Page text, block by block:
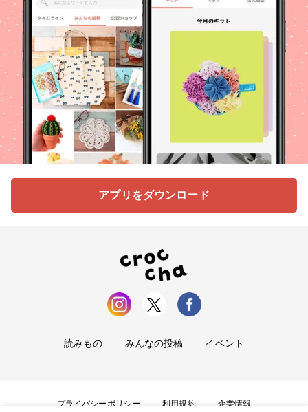
アプリをダウンロード
読みもの みんなの投稿 イベント
プライバシーポリシー 利用規約 企業情報